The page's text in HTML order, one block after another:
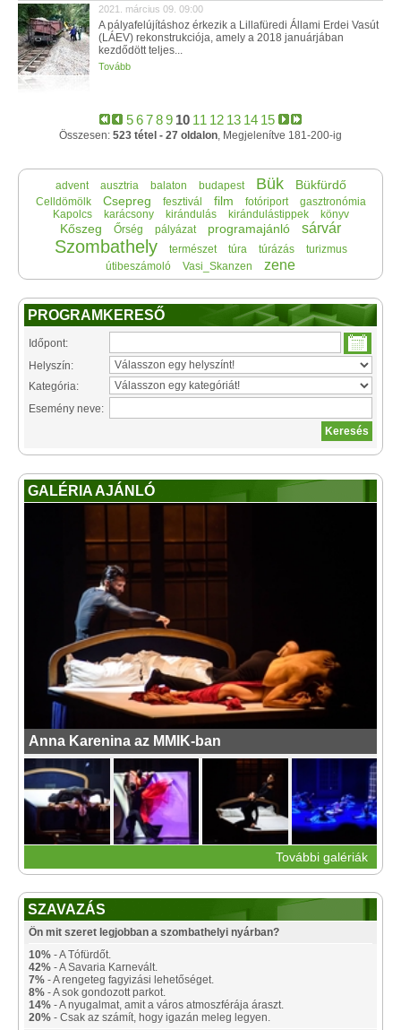
2021. március 09. 09:00
A pályafelújításhoz érkezik a Lillafüredi Állami Erdei Vasút
(LÁEV) rekonstrukciója, amely a 2018 januárjában
kezdődött teljes...
Tovább
56789 10 11 12 13 14 15
Összesen: 523 tétel - 27 oldalon, Megjelenítve 181-200-ig
advent ausztria balaton budapest Bük Bükfürdő
Celldömölk Csepreg fesztivál film fotóriport
gasztronómia
Kapolcs
karácsony kirándulás kirándulástippek könyv
Kőszeg Őrség pályázat programajánló sárvár
Szombathely természet túra túrázás
turizmus
útibeszámoló
Vasi_Skanzen zene
PROGRAMKERESŐ
Időpont:
Helyszín:
Kategória:
Esemény neve:
GALÉRIA AJÁNLÓ
Anna Karenina az MMIK-ban
További galériák
SZAVAZÁS
Ön mit szeret legjobban a szombathelyi nyárban?
10% - A Tófürdőt.
42% - A Savaria Karnevált.
7% - A rengeteg fagyizási lehetőséget.
8% - A sok gondozott parkot.
14% - A nyugalmat, amit a város atmoszférája áraszt.
20% - Csak az számít, hogy igazán meleg legyen.